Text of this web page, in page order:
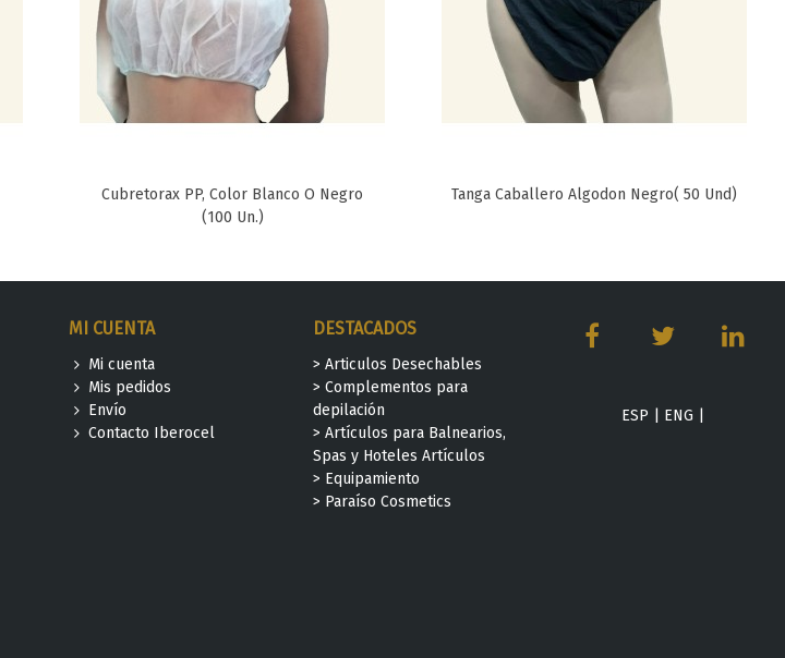
Favorito
Cubretorax PP, Color Blanco O Negro
(100 Un.)
Favorito
Tanga Caballero Algodon Negro( 50 Und)
MI CUENTA
Mi cuenta
Mis pedidos
Envío
Contacto Iberocel
DESTACADOS
> Articulos Desechables
> Complementos para
depilación
> Artículos para Balnearios,
Spas y Hoteles Artículos
> Equipamiento
> Paraíso Cosmetics
ESP ENG